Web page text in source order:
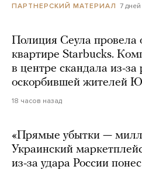
ПАРТНЕРСКИЙ МАТЕРИАЛ 7
Полиция Сеула провела
квартире Starbucks.
в центре скандала из-
оскорбившей жителей
18 часов назад
«Прямые убытки —
Украинский
из-за удара России